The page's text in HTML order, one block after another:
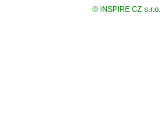
© INSPIRE CZ